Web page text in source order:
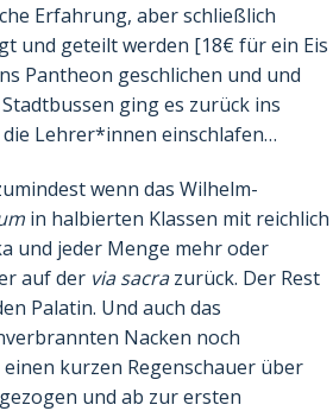
Erfahrung, aber schließlich
und geteilt werden [18€ für ein Eis
Pantheon geschlichen und und
ging es zurück ins
Lehrer*innen einschlafen…
wenn das Wilhelm-
in halbierten Klassen mit reichlich
und jeder Menge mehr oder
auf der via sacrazurück. Der Rest
Palatin. Und auch das
Nacken noch
kurzen Regenschauer über
und ab zur ersten